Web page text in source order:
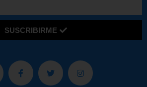
SUSCRIBIRME